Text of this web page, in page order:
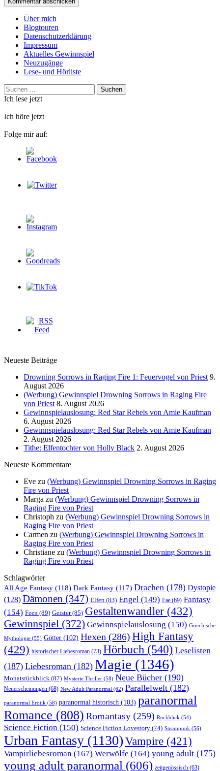
Über mich
Blogtouren
Datenschutzerklärung
Impressum
Aktuelles Gewinnspiel
Neuzugänge
Lese- und Hörliste
Suchen
nach:
Ich lese jetzt
Ich höre jetzt
Folge mir auf:
Neueste Beiträge
Drowning Sorrows in Raging Fire 1: Feuervogel von Priest 9.
August 2026
(Werbung) Gewinnspiel Drowning Sorrows in Raging Fire
von Priest 8. August 2026
Gewinnspielauslosung: Red Star Rebels von Amie Kaufman
6. August 2026
Gewinnspielauslosung: Red Star Rebels von Amie Kaufman
2. August 2026
Tithe: Elfentochter von Holly Black 2. August 2026
Neueste Kommentare
Eve zu (Werbung) Gewinnspiel Drowning Sorrows in Raging
Fire von Priest
Marga zu (Werbung) Gewinnspiel Drowning Sorrows in
Raging Fire von Priest
Christoph zu (Werbung) Gewinnspiel Drowning Sorrows in
Raging Fire von Priest
Carmen zu (Werbung) Gewinnspiel Drowning Sorrows in
Raging Fire von Priest
Christiane zu (Werbung) Gewinnspiel Drowning Sorrows in
Raging Fire von Priest
Schlagwörter
All Age Fantasy (118) Dark Fantasy (117) Drachen (178) Dystopie
(128) Dämonen (347) Elfen (83) Engel (149) Fae (69) Fantasy
(154) Feen (89) Geister(85) Gestaltenwandler (432)
Gewinnspiel (372) Gewinnspielauslosung (150) Griechische
Mythologie (55) Götter (102) Hexen (286) High Fantasy
(429) historischer Liebesroman (73) Hörbuch (540) Leselisten
(187) Liebesroman (182) Magie (1346)
Monatsrückblick (87) Mysterie Thriller (58) Neue Bücher (190)
Neuerscheinungen (68) New Adult Paranormal (62) Parallelwelt (182)
paranormal Erotik (58) paranormal historisch (103) paranormal
Romance (808) Romantasy (259) Rückblick (54)
Science Fiction (150) Science Fiction Lovestory (74) Steampunk (56)
Urban Fantasy (1130) Vampire (421)
Vampirliebesroman (167) Werwölfe (164) young adult (175)
young adult paranormal (606) zeitgenössisch (63)